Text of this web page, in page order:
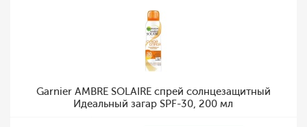
Garnier AMBRE SOLAIRE спрей солнцезащитный
Идеальный загар SPF-30, 200 мл